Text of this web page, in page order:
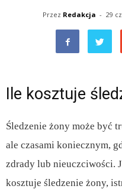
Przez Redakcja - 29
Ile kosztuje
Śledzenie żony może być
ale czasami koniecznym,
zdrady lub nieuczciwości.
kosztuje śledzenie żony,